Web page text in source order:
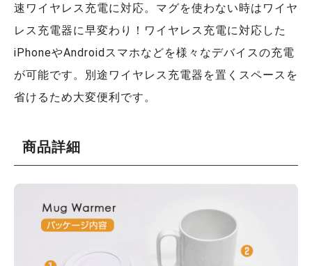
速ワイヤレス充電に対応。マグを使わない時はワイヤ
レス充電器に早変わり！ワイヤレス充電に対応した
iPhoneやAndroidスマホなどを様々なデバイスの充電
が可能です。別途ワイヤレス充電器を置くスペースを
省けるため⼤変便利です。
商品詳細